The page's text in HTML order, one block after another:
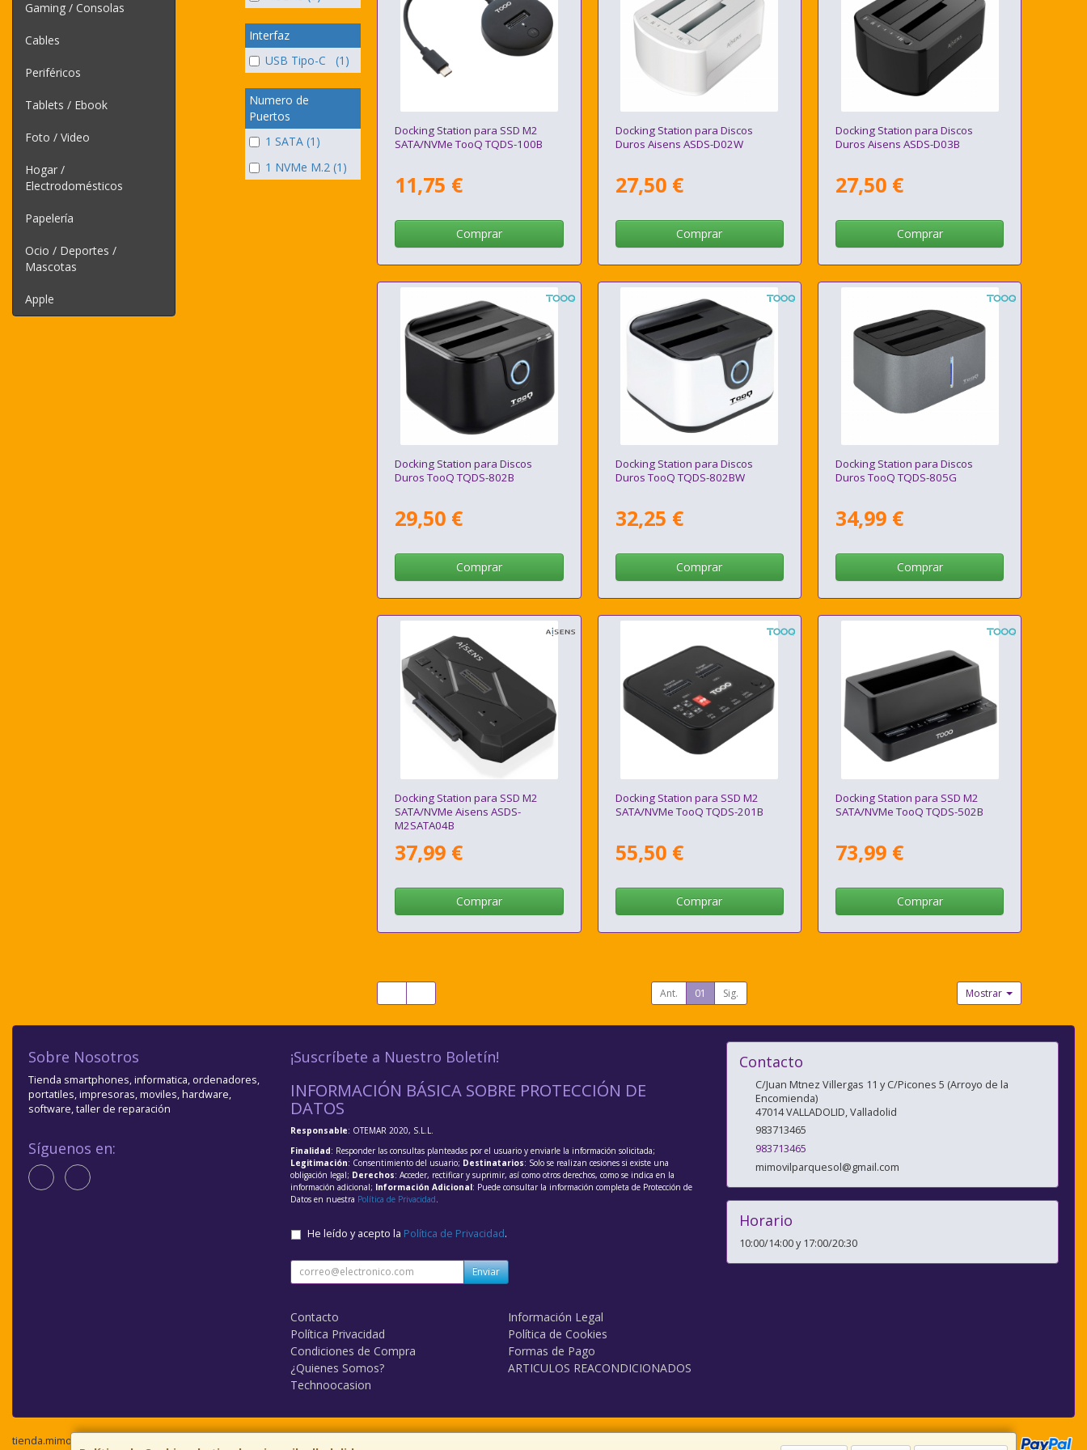
Gaming / Consolas
Cables
Periféricos
Tablets / Ebook
Foto / Video
Hogar /
Electrodomésticos
Papelería
Ocio / Deportes /
Mascotas
Apple
Interfaz
USB Tipo-C (1)
Numero de
Puertos
1 SATA (1)
1 NVMe M.2 (1)
Docking Station para SSD M2
SATA/NVMe TooQ TQDS-100B
11,75 €
Comprar
Docking Station para Discos
Duros Aisens ASDS-D02W
27,50 €
Comprar
Docking Station para Discos
Duros Aisens ASDS-D03B
27,50 €
Comprar
Docking Station para Discos
Duros TooQ TQDS-802B
29,50 €
Comprar
Docking Station para Discos
Duros TooQ TQDS-802BW
32,25 €
Comprar
Docking Station para Discos
Duros TooQ TQDS-805G
34,99 €
Comprar
Docking Station para SSD M2
SATA/NVMe Aisens ASDS-
M2SATA04B
37,99 €
Comprar
Docking Station para SSD M2
SATA/NVMe TooQ TQDS-201B
55,50 €
Comprar
Docking Station para SSD M2
SATA/NVMe TooQ TQDS-502B
73,99 €
Comprar
Ant. 01 Sig. Mostrar
Sobre Nosotros
Tienda smartphones, informatica, ordenadores,
portatiles, impresoras, moviles, hardware,
software, taller de reparación
Síguenos en:
¡Suscríbete a Nuestro Boletín!
INFORMACIÓN BÁSICA SOBRE PROTECCIÓN DE
DATOS
Responsable: OTEMAR 2020, S.L.L.
Finalidad: Responder las consultas planteadas por el usuario y enviarle la información solicitada;
Legitimación: Consentimiento del usuario; Destinatarios: Solo se realizan cesiones si existe una
obligación legal; Derechos: Acceder, rectificar y suprimir, así como otros derechos, como se indica en la
información adicional; Información Adicional: Puede consultar la información completa de Protección de
Datos en nuestra Política de Privacidad
He leído y acepto la Política de Privacidad.
Enviar
Contacto
Información Legal
Política Privacidad
Política de Cookies
Condiciones de Compra
Formas de Pago
¿Quienes Somos?
ARTICULOS REACONDICIONADOS
Technoocasion
Contacto
C/Juan Mtnez Villergas 11 y C/Picones 5 (Arroyo de la
Encomienda)
47014VALLADOLID,Valladolid
983713465
983713465
mimovilparquesol@gmail.com
Horario
10:00/14:00 y 17:00/20:30
tienda.mimovilvalladolid.com © 2026